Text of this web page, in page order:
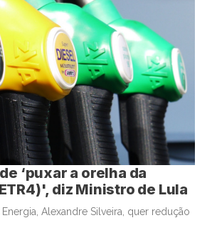
‘puxar a orelha da
diz Ministro de Lula
Alexandre Silveira, quer redução